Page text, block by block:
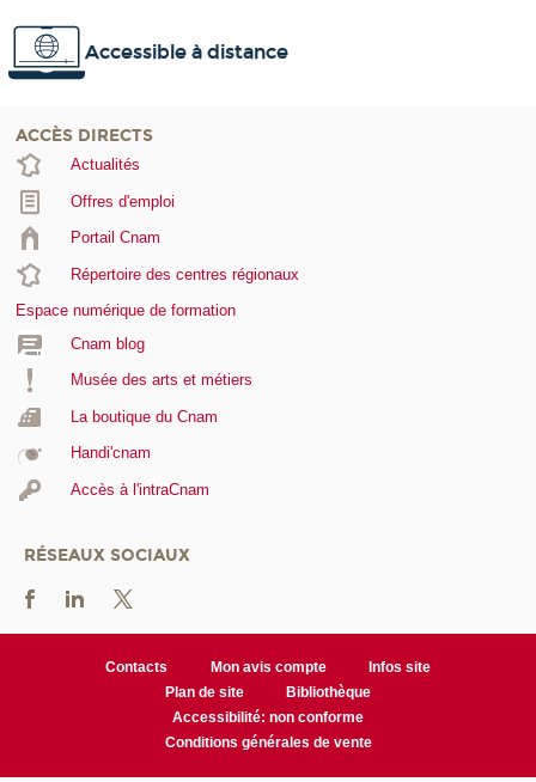
Accessible à distance
ACCÈS DIRECTS
Actualités
Offres d'emploi
Portail Cnam
Répertoire des centres régionaux
Espace numérique de formation
Cnam blog
Musée des arts et métiers
La boutique du Cnam
Handi'cnam
Accès à l'intraCnam
RÉSEAUX SOCIAUX
Contacts Mon avis compte
Infos site
Plan de site
Bibliothèque
Accessibilité: non conforme
Conditions générales de vente